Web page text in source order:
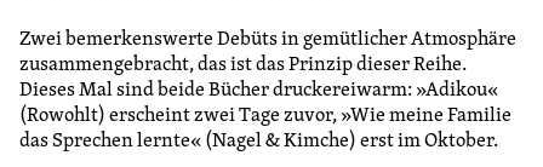
Zwei bemerkenswerte Debüts in gemütlicher Atmosphäre
zusammengebracht, das ist das Prinzip dieser Reihe.
Dieses Mal sind beide Bücher druckereiwarm: »Adikou«
(Rowohlt) erscheint zwei Tage zuvor, »Wie meine Familie
das Sprechen lernte« (Nagel & Kimche) erst im Oktober.